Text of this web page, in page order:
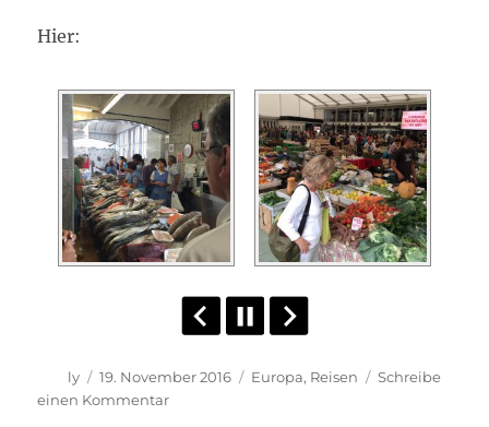
Hier:
Autor
ly
Veröffentlicht
am
19. November 2016 Kategorien
Europa, Reisen
Schreibe
einen Kommentarzu